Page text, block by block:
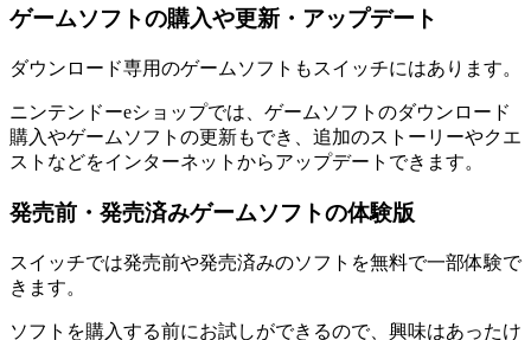
ゲームソフトの購入や更新・アップデート
ダウンロード専用のゲームソフトもスイッチにはあります。
ニンテンドーeショップでは、ゲームソフトのダウンロード
購入やゲームソフトの更新もでき、追加のストーリーやクエ
ストなどをインターネットからアップデートできます。
発売前・発売済みゲームソフトの体験版
スイッチでは発売前や発売済みのソフトを無料で一部体験で
きます。
ソフトを購入する前にお試しができるので、興味はあったけ